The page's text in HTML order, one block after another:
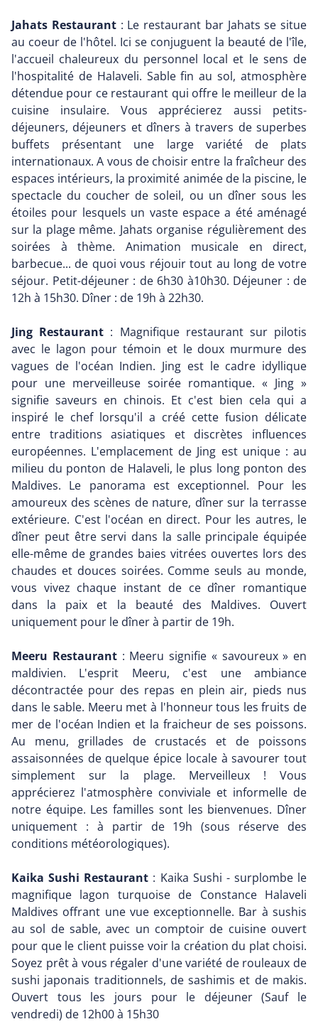
Jahats Restaurant: Le restaurant bar Jahats se situe
au coeur de l'hôtel. Ici se conjuguent la beauté de l'île,
l'accueil chaleureux du personnel local et le sens de
l'hospitalité de Halaveli. Sable fin au sol, atmosphère
détendue pour ce restaurant qui offre le meilleur de la
cuisine insulaire. Vous apprécierez aussi petits-
déjeuners, déjeuners et dîners à travers de superbes
buffets présentant une large variété de plats
internationaux. A vous de choisir entre la fraîcheur des
espaces intérieurs, la proximité animée de la piscine, le
spectacle du coucher de soleil, ou un dîner sous les
étoiles pour lesquels un vaste espace a été aménagé
sur la plage même. Jahats organise régulièrement des
soirées à thème. Animation musicale en direct,
barbecue... de quoi vous réjouir tout au long de votre
séjour. Petit-déjeuner : de 6h30 à10h30. Déjeuner : de
12h à 15h30. Dîner : de 19h à 22h30.
Jing Restaurant : Magnifique restaurant sur pilotis
avec le lagon pour témoin et le doux murmure des
vagues de l'océan Indien. Jing est le cadre idyllique
pour une merveilleuse soirée romantique. « Jing »
signifie saveurs en chinois. Et c'est bien cela qui a
inspiré le chef lorsqu'il a créé cette fusion délicate
entre traditions asiatiques et discrètes influences
européennes. L'emplacement de Jing est unique : au
milieu du ponton de Halaveli, le plus long ponton des
Maldives. Le panorama est exceptionnel. Pour les
amoureux des scènes de nature, dîner sur la terrasse
extérieure. C'est l'océan en direct. Pour les autres, le
dîner peut être servi dans la salle principale équipée
elle-même de grandes baies vitrées ouvertes lors des
chaudes et douces soirées. Comme seuls au monde,
vous vivez chaque instant de ce dîner romantique
dans la paix et la beauté des Maldives. Ouvert
uniquement pour le dîner à partir de 19h.
Meeru Restaurant: Meeru signifie « savoureux » en
maldivien. L'esprit Meeru, c'est une ambiance
décontractée pour des repas en plein air, pieds nus
dans le sable. Meeru met à l'honneur tous les fruits de
mer de l'océan Indien et la fraicheur de ses poissons.
Au menu, grillades de crustacés et de poissons
assaisonnées de quelque épice locale à savourer tout
simplement sur la plage. Merveilleux ! Vous
apprécierez l'atmosphère conviviale et informelle de
notre équipe. Les familles sont les bienvenues. Dîner
uniquement : à partir de 19h (sous réserve des
conditions météorologiques).
Kaika Sushi Restaurant : Kaika Sushi - surplombe le
magnifique lagon turquoise de Constance Halaveli
Maldives offrant une vue exceptionnelle. Bar à sushis
au sol de sable, avec un comptoir de cuisine ouvert
pour que le client puisse voir la création du plat choisi.
Soyez prêt à vous régaler d'une variété de rouleaux de
sushi japonais traditionnels, de sashimis et de makis.
Ouvert tous les jours pour le déjeuner (Sauf le
vendredi) de 12h00 à 15h30